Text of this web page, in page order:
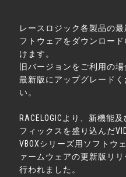
レースロジック各製品の最
フトウェアをダウンロード
けます。
旧バージョンをご利用の場
最新版にアップグレードく
い。
RACELOGICより、新機能
フィックスを盛り込んだ
VBOXシリーズ用ソフトウ
ァームウェアの更新版リ
行われました。